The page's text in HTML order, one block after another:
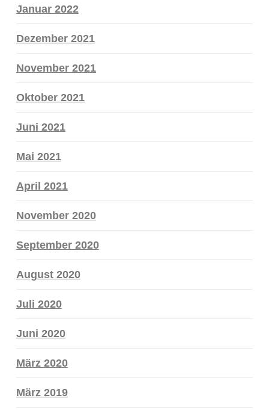
Januar 2022
Dezember 2021
November 2021
Oktober 2021
Juni 2021
Mai 2021
April 2021
November 2020
September 2020
August 2020
Juli 2020
Juni 2020
März 2020
März 2019